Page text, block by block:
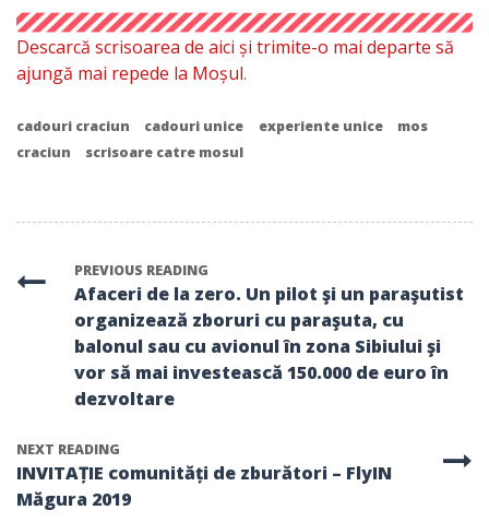
Descarcă scrisoarea de aici și trimite-o mai departe să
ajungă mai repede la Moșul.
cadouri craciun cadouri unice experiente unice
mos
craciun
scrisoare catre mosul
PREVIOUS READING
Afaceri de la zero. Un pilot şi un paraşutist
organizează zboruri cu paraşuta, cu
balonul sau cu avionul în zona Sibiului şi
vor să mai investească 150.000 de euro în
dezvoltare
NEXT READING
INVITAȚIE comunități de zburători – FlyIN
Măgura 2019